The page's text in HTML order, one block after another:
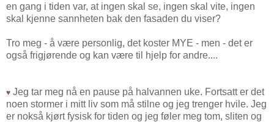
en gang i tiden var, at ingen skal se, ingen skal vite, ingen
skal kjenne sannheten bak den fasaden du viser?
Tro meg - å være personlig, det koster MYE - men - det er
også frigjørende og kan være til hjelp for andre....
♥ Jeg tar meg nå en pause på halvannen uke. Fortsatt er det
noen stormer i mitt liv som må stilne og jeg trenger hvile. Jeg
er nokså kjørt fysisk for tiden og jeg føler meg tom, sliten og